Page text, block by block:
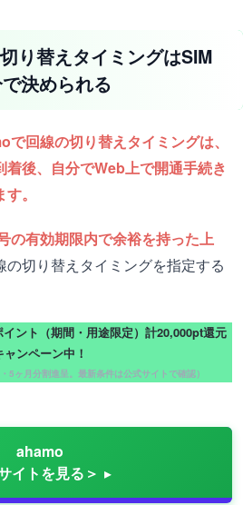
り替えタイミングはSIM
決められる
で回線の切り替えタイミングは、
後、自分でWeb上で開通手続き
。
の有効期限内で余裕を持った上
切り替えタイミングを指定する
ント（期間・用途限定）計20,000pt還元
ャンペーン中！
5ヶ月分割進呈。最新条件は公式サイトで確認）
ahamo
イトを見る＞